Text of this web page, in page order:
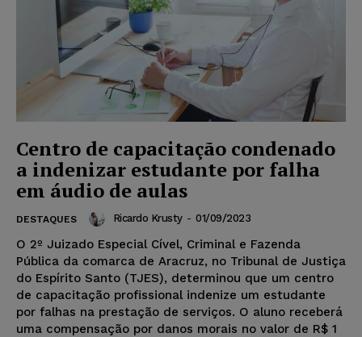
Centro de capacitação condenado
a indenizar estudante por falha
em áudio de aulas
DESTAQUES Ricardo Krusty - 01/09/2023
O 2º Juizado Especial Cível, Criminal e Fazenda
Pública da comarca de Aracruz, no Tribunal de Justiça
do Espírito Santo (TJES), determinou que um centro
de capacitação profissional indenize um estudante
por falhas na prestação de serviços. O aluno receberá
uma compensação por danos morais no valor de R$ 1